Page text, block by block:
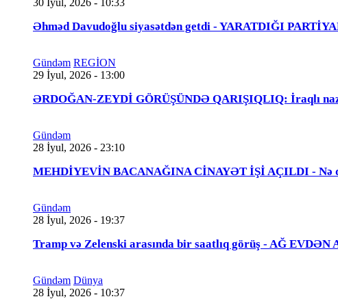
Əhməd Davudoğlu siyasətdən getdi - YARATDIĞI
Gündəm REGİON
29 İyul, 2026 - 13:00
ƏRDOĞAN-ZEYDİ GÖRÜŞÜNDƏ QARIŞIQLIQ: İraqlı
Gündəm
28 İyul, 2026 - 23:10
MEHDİYEVİN BACANAĞINA CİNAYƏT İŞİ AÇILDI - Nə
Gündəm
28 İyul, 2026 - 19:37
Tramp və Zelenski arasında bir saatlıq görüş - AĞ EVDƏN
Gündəm Dünya
28 İyul, 2026 - 10:37